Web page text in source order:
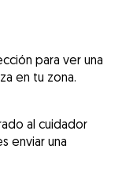
para ver una
en tu zona.
al cuidador
enviar una